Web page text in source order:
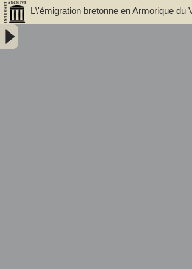
L\'émigration bretonne en Armorique du